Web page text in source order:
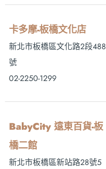
卡多摩-板橋文化店
新北市板橋區文化路2段488
號
02-2250-1299
BabyCity 遠東百貨-板
橋二館
新北市板橋區新站路28號5